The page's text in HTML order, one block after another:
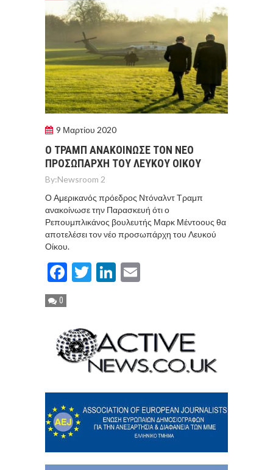
9 Μαρτίου 2020
Ο ΤΡΑΜΠ ΑΝΑΚΟΙΝΩΣΕ ΤΟΝ ΝΕΟ
ΠΡΟΣΩΠΑΡΧΗ ΤΟΥ ΛΕΥΚΟΥ ΟΙΚΟΥ
By:Newsroom 2
Ο Αμερικανός πρόεδρος Ντόναλντ Τραμπ
ανακοίνωσε την Παρασκευή ότι ο
Ρεπουμπλικάνος βουλευτής Μαρκ Μέντοους θα
αποτελέσει τον νέο προσωπάρχη του Λευκού
Οίκου.
Facebook
TwitterLinkedIn
0